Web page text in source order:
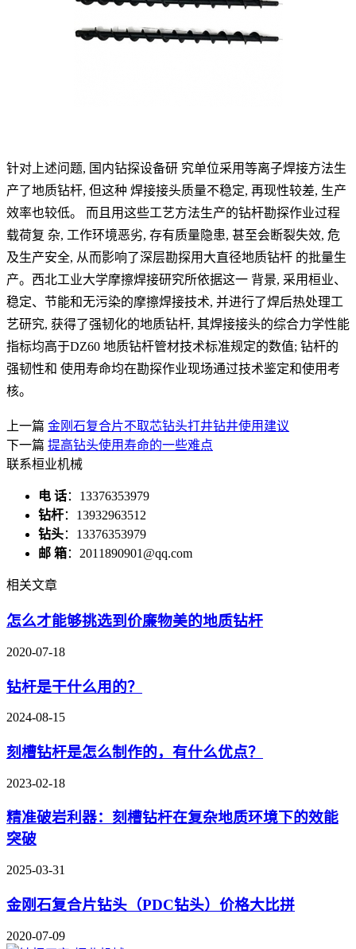
针对上述问题, 国内钻探设备研 究单位采用等离子焊接方法生
产了地质钻杆, 但这种 焊接接头质量不稳定, 再现性较差, 生产
效率也较低。 而且用这些工艺方法生产的钻杆勘探作业过程
载荷复 杂, 工作环境恶劣, 存有质量隐患, 甚至会断裂失效, 危
及生产安全, 从而影响了深层勘探用大直径地质钻杆 的批量生
产。西北工业大学摩擦焊接研究所依据这一 背景, 采用桓业、
稳定、节能和无污染的摩擦焊接技术, 并进行了焊后热处理工
艺研究, 获得了强韧化的地质钻杆, 其焊接接头的综合力学性能
指标均高于DZ60 地质钻杆管材技术标准规定的数值; 钻杆的
强韧性和 使用寿命均在勘探作业现场通过技术鉴定和使用考
核。
上一篇 金刚石复合片不取芯钻头打井钻井使用建议
下一篇 提高钻头使用寿命的一些难点
联系桓业机械
电 话：13376353979
钻杆：13932963512
钻头：13376353979
邮 箱：2011890901@qq.com
相关文章
怎么才能够挑选到价廉物美的地质钻杆
2020-07-18
钻杆是干什么用的？
2024-08-15
刻槽钻杆是怎么制作的，有什么优点？
2023-02-18
精准破岩利器：刻槽钻杆在复杂地质环境下的效能
突破
2025-03-31
金刚石复合片钻头（PDC钻头）价格大比拼
2020-07-09